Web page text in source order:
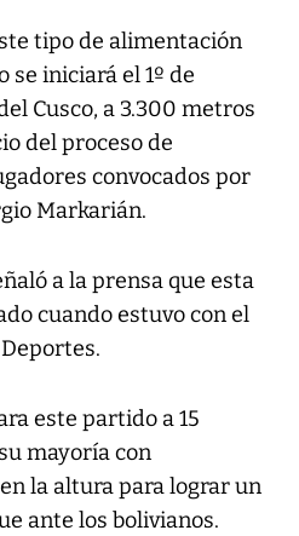
tipo de alimentación
se iniciará el 1º de
Cusco, a 3.300 metros
del proceso de
convocados por
Markarián.
a la prensa que esta
cuando estuvo con el
este partido a 15
mayoría con
la altura para lograr un
ante los bolivianos.